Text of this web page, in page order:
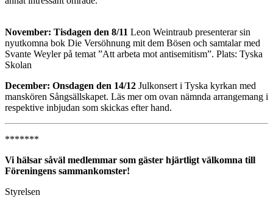
November: Tisdagen den 8/11 Leon Weintraub presenterar sin
nyutkomna bok Die Versöhnung mit dem Bösen och samtalar med
Svante Weyler på temat ”Att arbeta mot antisemitism”. Plats: Tyska
Skolan
December: Onsdagen den 14/12 Julkonsert i Tyska kyrkan med
manskören Sångsällskapet. Läs mer om ovan nämnda arrangemang i
respektive inbjudan som skickas efter hand.
*******
Vi hälsar såväl medlemmar som gäster hjärtligt välkomna till
Föreningens sammankomster!
Styrelsen